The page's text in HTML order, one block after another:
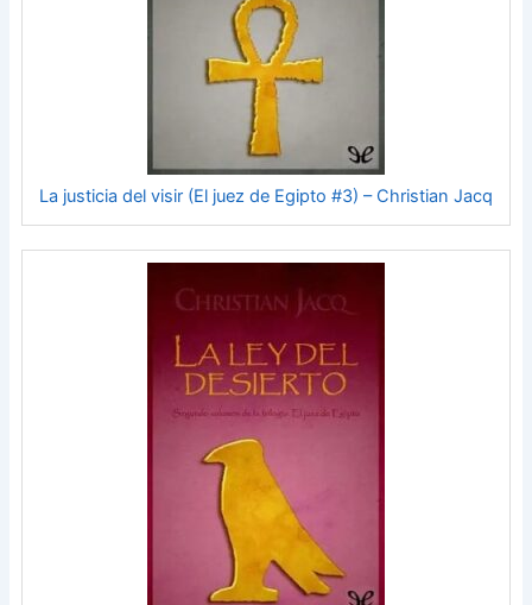
La justicia del visir (El juez de Egipto #3) – Christian Jacq